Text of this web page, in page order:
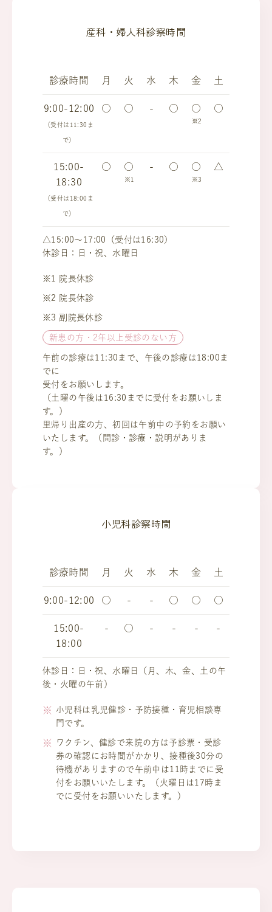
産科・婦人科診察時間
診療時間 月 火 水 木 金 土
9:00-12:00
（受付は11:30ま
で）
○ ○ - ○ ○
※2
○
15:00-
18:30
（受付は18:00ま
で）
○ ○
※1
- ○ ○
※3
△
△15:00～17:00（受付は16:30）
休診日：日・祝、水曜日
※1 院長休診
※2 院長休診
※3 副院長休診
新患の方・2年以上受診のない方
午前の診療は11:30まで、午後の診療は18:00ま
でに
受付をお願いします。
（土曜の午後は16:30までに受付をお願いしま
す。）
里帰り出産の方、初回は午前中の予約をお願い
いたします。（問診・診療・説明がありま
す。）
小児科診察時間
診療時間 月 火 水 木 金 土
9:00-12:00 ○ - - ○ ○ ○
15:00-
18:00
- ○ - - - -
休診日：日・祝、水曜日（月、木、金、土の午
後・火曜の午前）
小児科は乳児健診・予防接種・育児相談専
門です。
ワクチン、健診で来院の方は予診票・受診
券の確認にお時間がかかり、接種後30分の
待機がありますので午前中は11時までに受
付をお願いいたします。（火曜日は17時ま
でに受付をお願いいたします。）